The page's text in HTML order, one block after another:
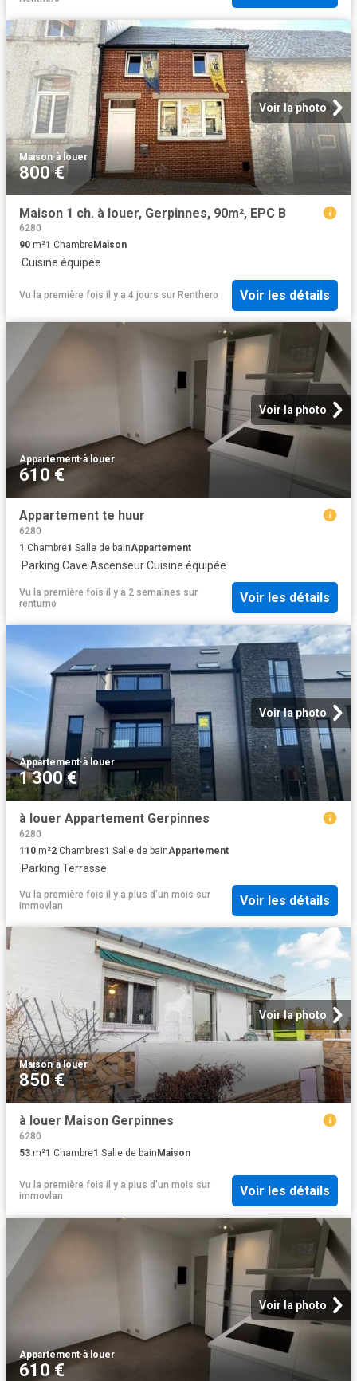
Voir la photo
Maison·à louer
800 €
Maison 1 ch. à louer, Gerpinnes, 90m², EPC B
6280
90 m²1 ChambreMaison
·Cuisine équipée
Vu la première fois il y a 4 jours sur Renthero Voir les détails
Voir la photo
Appartement·à louer
610 €
Appartement te huur
6280
1 Chambre1 Salle de bainAppartement
·Parking·Cave·Ascenseur·Cuisine équipée
Vu la première fois il y a 2 semaines sur
rentumo
Voir les détails
Voir la photo
Appartement·à louer
1 300 €
à louer Appartement Gerpinnes
6280
110 m²2 Chambres1 Salle de bainAppartement
·Parking·Terrasse
Vu la première fois il y a plus d'un mois sur
immovlan
Voir les détails
Voir la photo
Maison·à louer
850 €
à louer Maison Gerpinnes
6280
53 m²1 Chambre1 Salle de bain Maison
Vu la première fois il y a plus d'un mois sur
immovlan
Voir les détails
Voir la photo
Appartement·à louer
610 €